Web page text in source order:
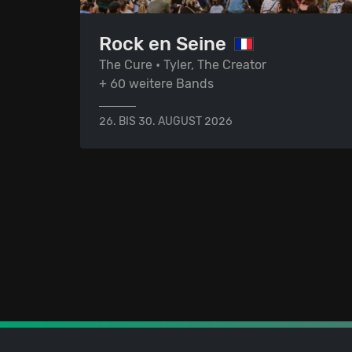
Rock en Seine
The Cure • Tyler, The Creator
+ 60 weitere Bands
26. BIS 30. AUGUST 2026